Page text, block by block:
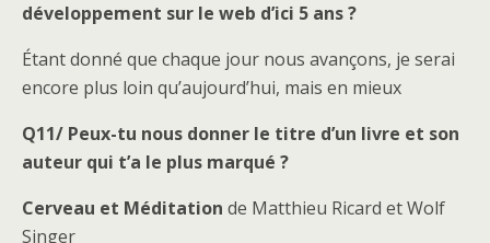
développement sur le web d’ici 5 ans ?
Étant donné que chaque jour nous avançons, je serai
encore plus loin qu’aujourd’hui, mais en mieux
Q11/ Peux-tu nous donner le titre d’un livre et son
auteur qui t’a le plus marqué ?
Cerveau et Méditation de Matthieu Ricard et Wolf
Singer